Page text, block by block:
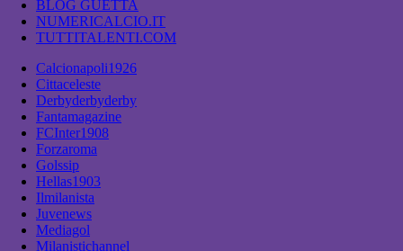
BLOG GUETTA
NUMERICALCIO.IT
TUTTITALENTI.COM
Calcionapoli1926
Cittaceleste
Derbyderbyderby
Fantamagazine
FCInter1908
Forzaroma
Golssip
Hellas1903
Ilmilanista
Juvenews
Mediagol
Milanistichannel